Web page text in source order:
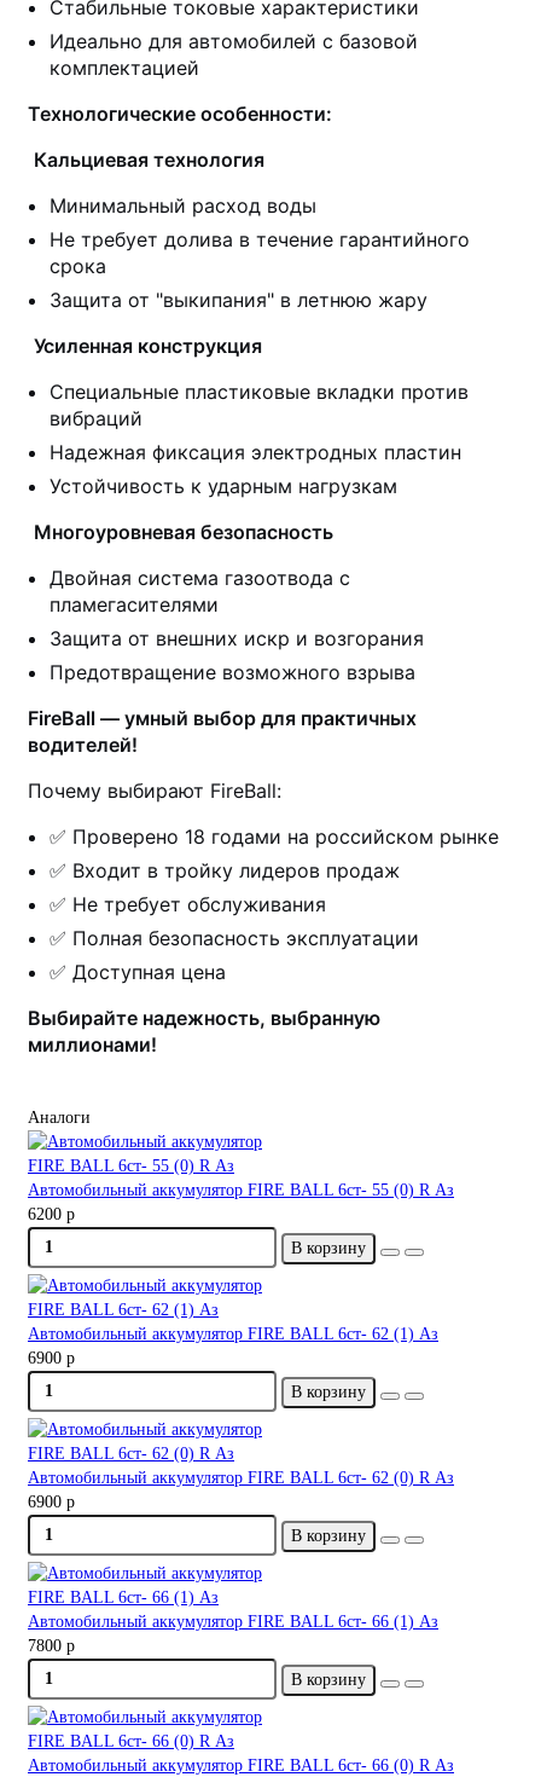
Стабильные токовые характеристики
Идеально для автомобилей с базовой
комплектацией
Технологические особенности:
Кальциевая технология
Минимальный расход воды
Не требует долива в течение гарантийного
срока
Защита от "выкипания" в летнюю жару
Усиленная конструкция
Специальные пластиковые вкладки против
вибраций
Надежная фиксация электродных пластин
Устойчивость к ударным нагрузкам
Многоуровневая безопасность
Двойная система газоотвода с
пламегасителями
Защита от внешних искр и возгорания
Предотвращение возможного взрыва
FireBall — умный выбор для практичных
водителей!
Почему выбирают FireBall:
✅ Проверено 18 годами на российском рынке
✅ Входит в тройку лидеров продаж
✅ Не требует обслуживания
✅ Полная безопасность эксплуатации
✅ Доступная цена
Выбирайте надежность, выбранную
миллионами!
Аналоги
Автомобильный аккумулятор FIRE BALL 6ст- 55 (0) R Аз
6200 р
В корзину
Автомобильный аккумулятор FIRE BALL 6ст- 62 (1) Аз
6900 р
В корзину
Автомобильный аккумулятор FIRE BALL 6ст- 62 (0) R Аз
6900 р
В корзину
Автомобильный аккумулятор FIRE BALL 6ст- 66 (1) Аз
7800 р
В корзину
Автомобильный аккумулятор FIRE BALL 6ст- 66 (0) R Аз